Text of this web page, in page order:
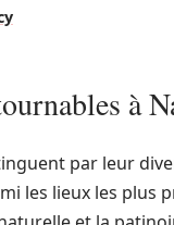
à
par leur
les lieux les plus